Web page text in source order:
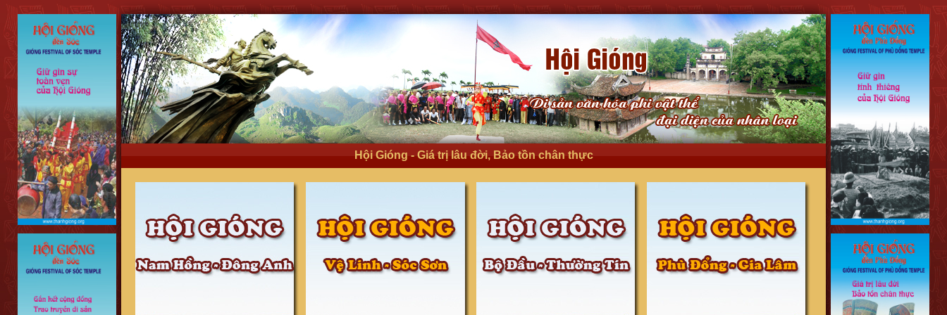
Hội Gióng - Giá trị lâu đời, Bảo tồn chân thực